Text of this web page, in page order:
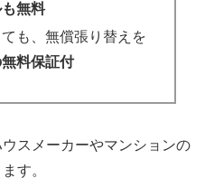
無料
も、無償張り替えを
無料保証付
スメーカーやマンションの
す。